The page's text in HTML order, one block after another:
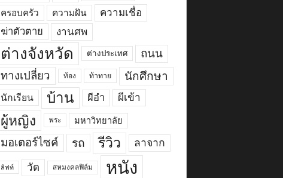
ครอบครัว ความฝัน
ความเชื่อ
ฆ่าตัวตาย
งานศพ
ต่างจังหวัด ต่างประเทศ
ถนน
ทางเปลี่ยว
ท้อง ท้าทาย นักศึกษา
นักเรียน บ้าน ผีอำ ผีเข้า
ผู้หญิง พระ มหาวิทยาลัย
มอเตอร์ไซค์ รถ รีวิว ลาจาก
ลิฟท์ วัด สหมงคลฟิล์ม หนัง